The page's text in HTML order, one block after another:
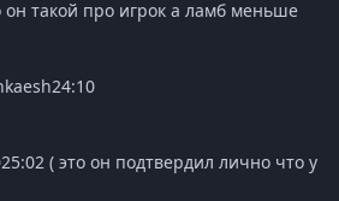
он такой про игрок а ламб меньше
( это он подтвердил лично что у